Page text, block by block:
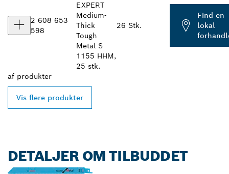
2 608 653
598
EXPERT
Medium-
Thick
Tough
Metal S
1155 HHM,
25 stk.
26 Stk.
Find en
lokal
af produkter
Vis flere produkter
DETALJER OM TILBUDDET